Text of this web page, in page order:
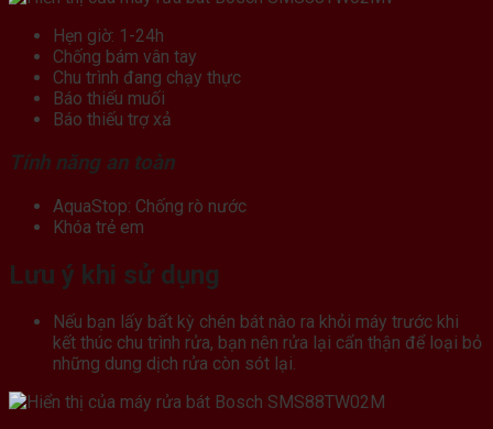
Hẹn giờ: 1-24h
Chống bám vân tay
Chu trình đang chạy thực
Báo thiếu muối
Báo thiếu trợ xả
Tính năng an toàn
AquaStop: Chống rò nước
Khóa trẻ em
Lưu ý khi sử dụng
Nếu bạn lấy bất kỳ chén bát nào ra khỏi máy trước khi
kết thúc chu trình rửa, bạn nên rửa lại cẩn thận để loại bỏ
những dung dịch rửa còn sót lại.